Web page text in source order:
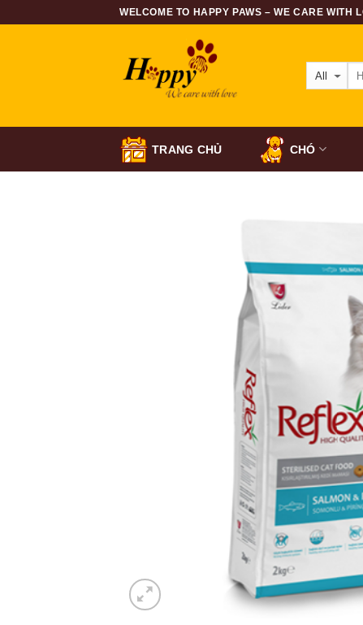
WELCOME TO HAPPY PAWS – WE CARE WITH
TRANG CHỦ CHÓ